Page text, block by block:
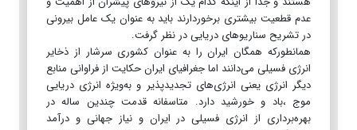
عدم ‌قطعیت بیشتری برخوردارند باید به عنوان یک عامل بیرونی
در تشریح سناریوهای دریایی در نظر گرفت.
همانطورکه همگان ایران را به عنوان کشوری سرشار از ذخایر
انرژی فسیلی می‌دانند اما جغرافیای ایران حکایت از فراوانی منابع
دیگر انرژی یعنی انرژی‌های تجدیدپذیر و به‌ویژه انرژی دریایی
موج ،باد و خورشید دارد. متاسفانه قدمت چندین ساله در
بهره‌برداری از انرژی فسیلی در ایران و نیاز جهانی و درآمد